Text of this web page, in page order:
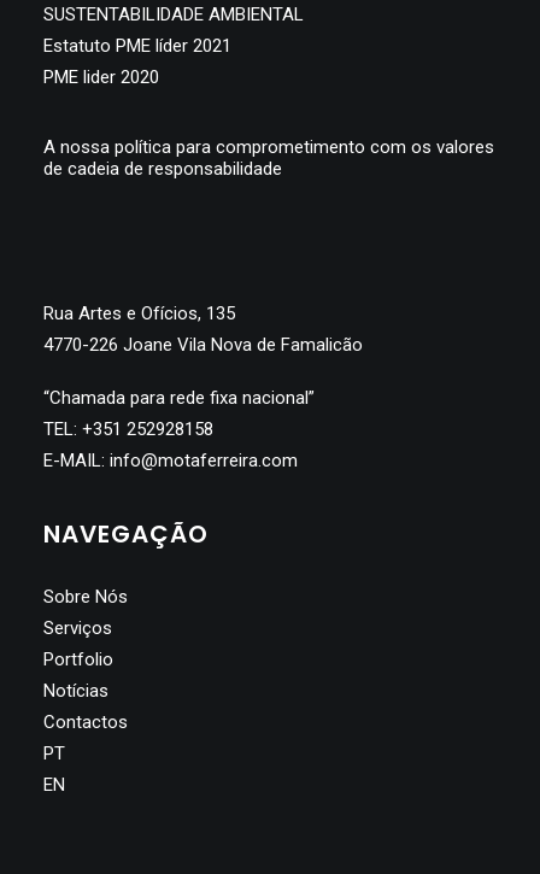
SUSTENTABILIDADE AMBIENTAL
Estatuto PME líder 2021
PME lider 2020
A nossa política para comprometimento com os valores
de cadeia de responsabilidade
Rua Artes e Ofícios, 135
4770-226 Joane Vila Nova de Famalicão
“Chamada para rede fixa nacional”
TEL: +351 252928158
E-MAIL: info@motaferreira.com
NAVEGAÇÃO
Sobre Nós
Serviços
Portfolio
Notícias
Contactos
PT
EN